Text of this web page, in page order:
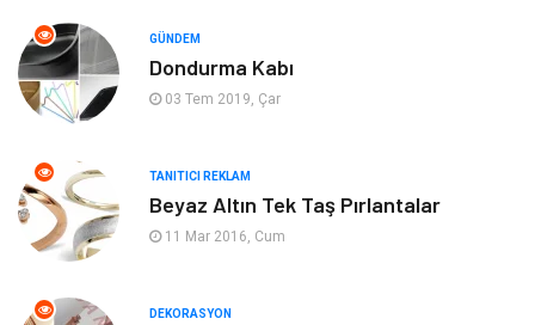
Tekstil Tatil
Hediyelik Eşya
Mobilya
Nakliyat Telekomünikasyon
Maden ve Metal
GÜNDEM
Dondurma Kabı
03 Tem 2019, Çar
TANITICI REKLAM
Beyaz Altın Tek Taş Pırlantalar
11 Mar 2016, Cum
DEKORASYON